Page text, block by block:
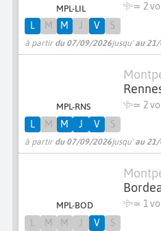
MPL-LIL ≃ 2
à partir du 07/09/2026jusqu'au 21/
L M M J V S
MPL-RNS ≃ 2
à partir du 07/09/2026jusqu'au 21/
L M M J V S
MPL-BOD
≃ 1
M M V S